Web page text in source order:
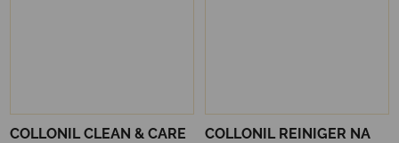
COLLONIL CLEAN & CARE
COLLONIL REINIGER NA